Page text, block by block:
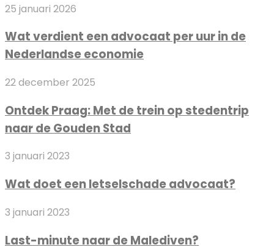
voor
brugklassers
Wat
een
advocaat
uur
de
Nederlandse
25 januari 2026
Wat verdient een advocaat per uur in de
Nederlandse economie
Ontdek
Met
de
op
naar
Gouden
Stad
22 december 2025
Ontdek Praag: Met de trein op stedentrip
naar de Gouden Stad
Wat
een
advocaat?
3 januari 2023
Wat doet een letselschade advocaat?
Last-
naar
3 januari 2023
Last-minute naar de Malediven?